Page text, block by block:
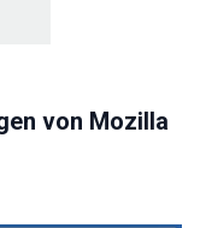
von Mozilla